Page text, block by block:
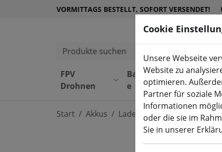
VORMITTAGS BESTELLT, SOFORT VERSENDET!
Produkte suchen
FPV
Drohnen
Bauteil
e
Equipmen
t
Start Akkus Ladegeräte
Cookie
Unsere Webseite
Website zu
optimieren.
Partner für soziale
Informationen
oder die sie im
Sie in unserer